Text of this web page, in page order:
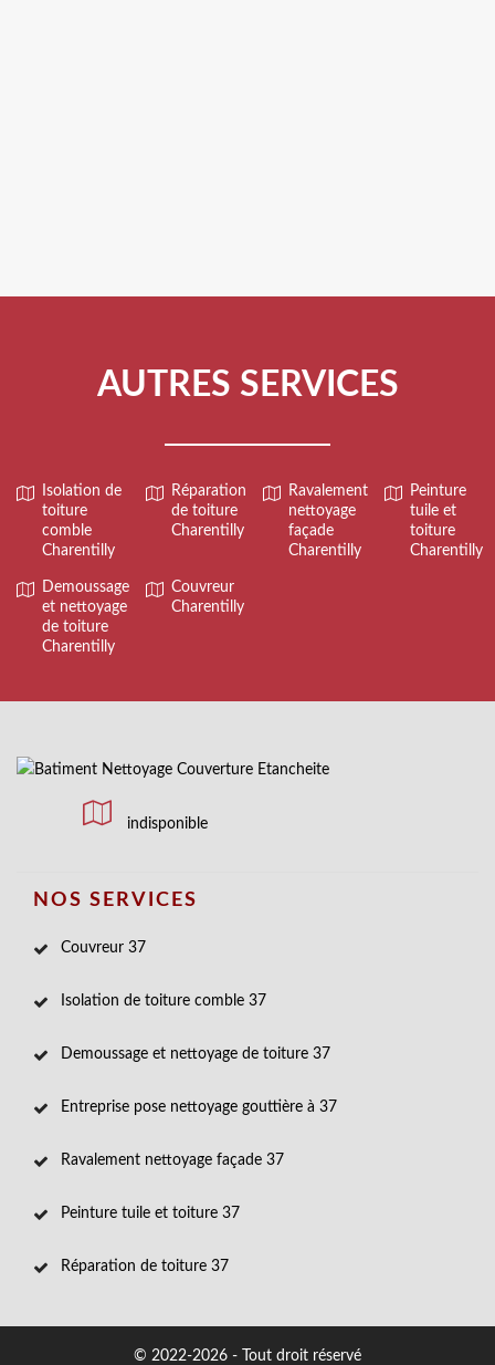
AUTRES SERVICES
Isolation de
toiture
comble
Charentilly
Réparation
de toiture
Charentilly
Ravalement
nettoyage
façade
Charentilly
Peinture
tuile et
toiture
Charentilly
Demoussage
et nettoyage
de toiture
Charentilly
Couvreur
Charentilly
indisponible
NOS SERVICES
Couvreur 37
Isolation de toiture comble 37
Demoussage et nettoyage de toiture 37
Entreprise pose nettoyage gouttière à 37
Ravalement nettoyage façade 37
Peinture tuile et toiture 37
Réparation de toiture 37
© 2022-2026 - Tout droit réservé